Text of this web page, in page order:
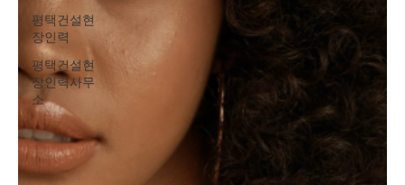
평택건설현
장인력
평택건설현
장인력사무
소